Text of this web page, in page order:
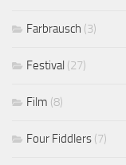
Farbrausch (3)
Festival (27)
Film (8)
Four Fiddlers (7)